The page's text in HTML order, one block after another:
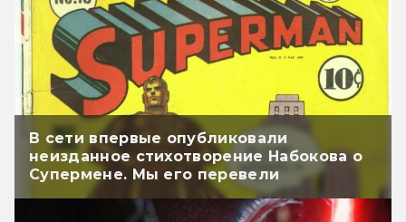
В сети впервые опубликовали
неизданное стихотворение Набокова о
Супермене. Мы его перевели